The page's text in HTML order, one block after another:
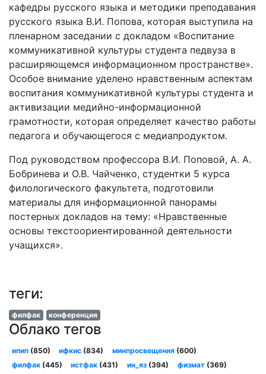
кафедры русского языка и методики преподавания
русского языка В.И. Попова, которая выступила на
пленарном заседании с докладом «Воспитание
коммуникативной культуры студента педвуза в
расширяющемся информационном пространстве».
Особое внимание уделено нравственным аспектам
воспитания коммуникативной культуры студента и
активизации медийно-информационной
грамотности, которая определяет качество работы
педагога и обучающегося с медиапродуктом.
Под руководством профессора В.И. Поповой, А. А.
Бобринева и О.В. Чайченко, студентки 5 курса
филологического факультета, подготовили
материалы для информационной панорамы
постерных докладов на тему: «Нравственные
основы текстоориентированной деятельности
учащихся».
теги:
филфак конференция
Облако тегов
ипип(850) ифкис (834) минпросвещения(600)
филфак(445) истфак (431) ин_яз(394) физмат(369)